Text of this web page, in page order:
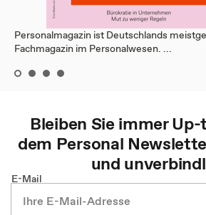
Personalmagazin ist Deutschlands
Fachmagazin im Personalwesen. ...
Bleiben Sie immer
dem Personal
und
E-Mail